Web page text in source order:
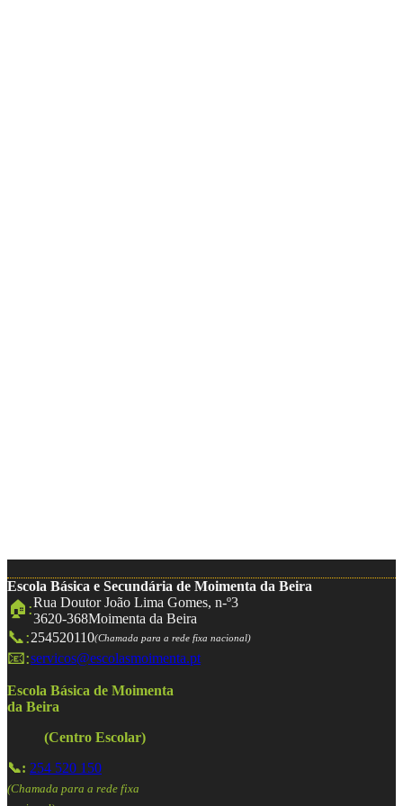
Escola Básica e Secundária de Moimenta da Beira
🏠:Rua Doutor João Lima Gomes, n-º3
3620-368Moimenta da Beira
📞:254520110(Chamada para a rede fixa nacional)
📧:servicos@escolasmoimenta.pt
Escola Básica de Moimenta
da Beira
(Centro Escolar)
📞: 254 520 150
(Chamada para a rede fixa